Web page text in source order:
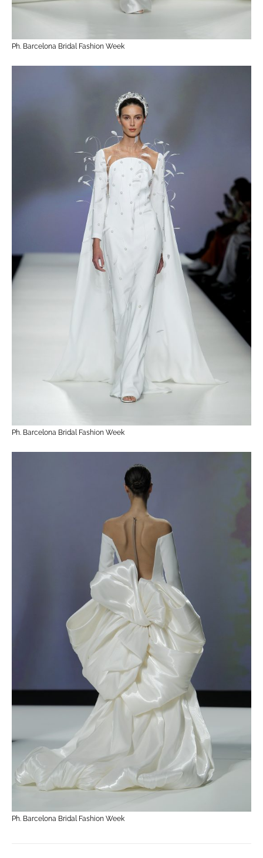
Ph. Barcelona Bridal Fashion Week
Ph. Barcelona Bridal Fashion Week
Ph. Barcelona Bridal Fashion Week